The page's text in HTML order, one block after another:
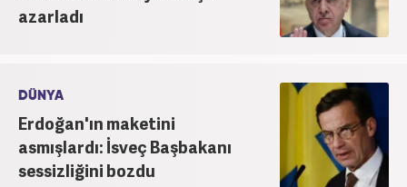
azarladı
DÜNYA
Erdoğan'ın maketini
asmışlardı: İsveç Başbakanı
sessizliğini bozdu